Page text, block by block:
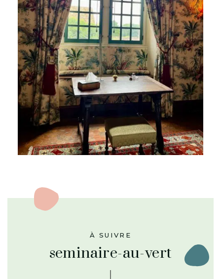
À SUIVRE
seminaire-au-vert